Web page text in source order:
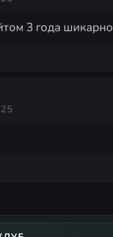
3 года шикарно